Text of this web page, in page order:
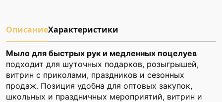
ОписаниеХарактеристики
Мыло для быстрых рук и медленных поцелуев
подходит для шуточных подарков, розыгрышей,
витрин с приколами, праздников и сезонных
продаж. Позиция удобна для оптовых закупок,
школьных и праздничных мероприятий, витрин и